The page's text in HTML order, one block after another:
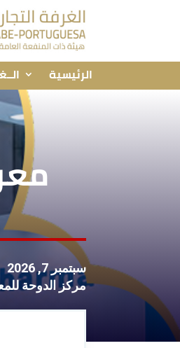
الرئيسية
سبتمبر 7, 2026
مركز الدوحة